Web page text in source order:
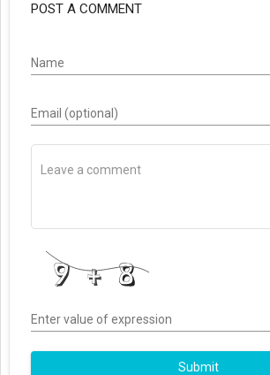
POST A COMMENT
Name
Email (optional)
Enter value of expression
Submit